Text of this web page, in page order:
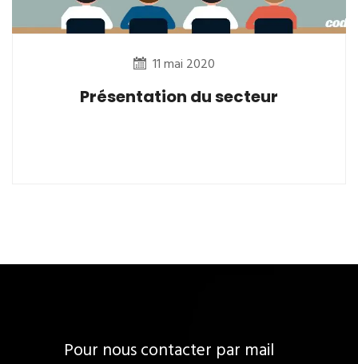
11 mai 2020
Présentation du secteur
Pour nous contacter par mail